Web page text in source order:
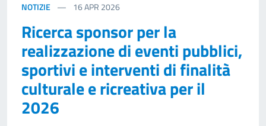
NOTIZIE 16APR 2026
Ricerca sponsor per la
realizzazione di eventi pubblici,
sportivi e interventi di finalità
culturale e ricreativa per il
2026